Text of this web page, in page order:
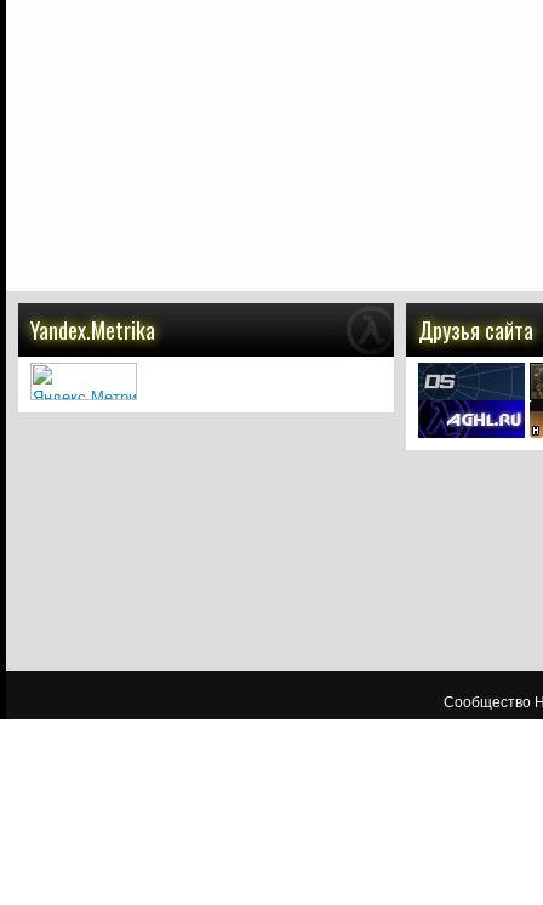
Yandex.Metrika Друзья сайта
Сообщество